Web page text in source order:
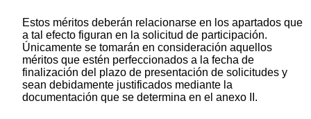
Estos méritos deberán relacionarse en los apartados que
a tal efecto figuran en la solicitud de participación.
Únicamente se tomarán en consideración aquellos
méritos que estén perfeccionados a la fecha de
finalización del plazo de presentación de solicitudes y
sean debidamente justificados mediante la
documentación que se determina en el anexo II.